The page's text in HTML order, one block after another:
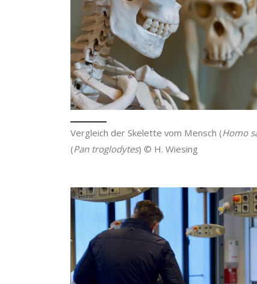
Vergleich der Skelette vom Mensch (Homo
(Pan troglodytes) © H. Wiesing